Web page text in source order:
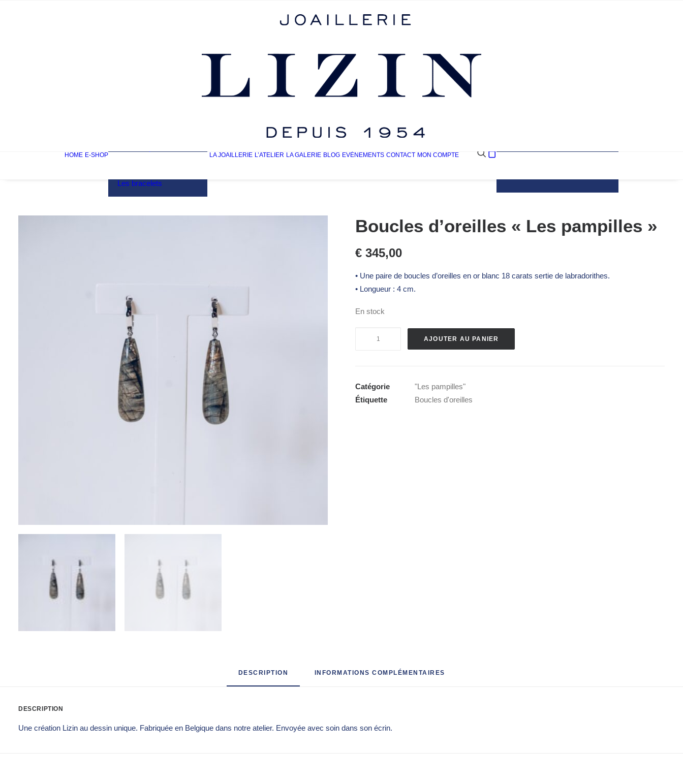
HOME E-SHOP
Les bracelets
LA JOAILLERIE L’ATELIER LA GALERIE BLOG EVÈNEMENTS CONTACT MON COMPTE
Boucles d’oreilles « Les pampilles »
€ 345,00
• Une paire de boucles d’oreilles en or blanc 18 carats sertie de labradorithes.
• Longueur : 4 cm.
En stock
"Les
pampilles"
AJOUTER AU PANIER
Catégorie
"Les pampilles"
Étiquette
Boucles d'oreilles
DESCRIPTION INFORMATIONS COMPLÉMENTAIRES
DESCRIPTION
Une création Lizin au dessin unique. Fabriquée en Belgique dans notre atelier. Envoyée avec soin dans son écrin.